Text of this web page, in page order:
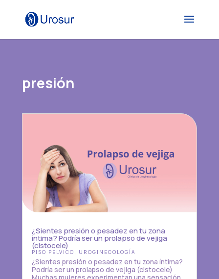
presión
¿Sientes presión o pesadez en tu zona
íntima? Podría ser un prolapso de vejiga
(cistocele)
PISO PÉLVICO UROGINECOLOGÍA
¿Sientes presión o pesadez en tu zona íntima?
Podría ser un prolapso de vejiga (cistocele)
Muchas mujeres experimentan una sensación